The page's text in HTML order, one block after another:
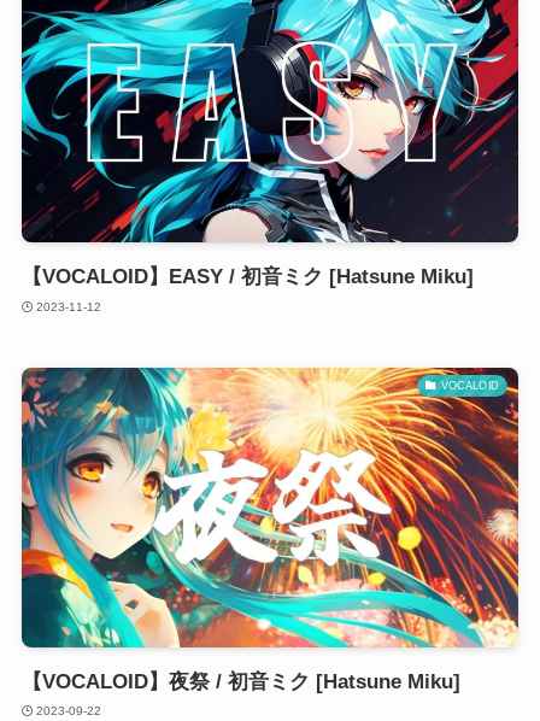
【VOCALOID】EASY / 初音ミク [Hatsune Miku]
2023-11-12
VOCALOID
【VOCALOID】夜祭 / 初音ミク [Hatsune Miku]
2023-09-22